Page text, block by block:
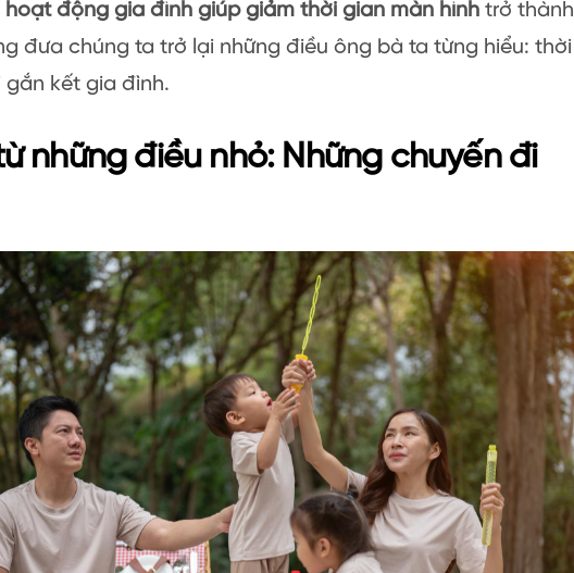
hoạt động gia đình giúp giảm thời gian màn hình trở thành
đưa chúng ta trở lại những điều ông bà ta từng hiểu: thời
kết gia đình.
những điều nhỏ: Những chuyến đi